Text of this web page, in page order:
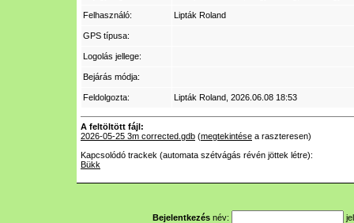
Felhasználó: Lipták Roland
GPS típusa:
Logolás jellege:
Bejárás módja:
Feldolgozta: Lipták Roland , 2026.06.08 18:53
A feltöltött fájl:
2026-05-25 3m corrected.gdb (megtekintése a raszteresen)
Kapcsolódó trackek (automata szétvágás révén jöttek létre):
Bükk
Bejelentkezés név: